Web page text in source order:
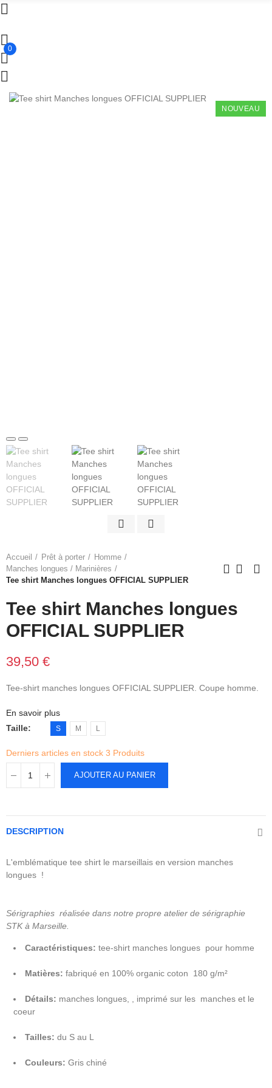
0
NOUVEAU
Accueil Prêt à porter
Homme
Manches longues / Marinières
Tee shirt Manches longues OFFICIAL SUPPLIER
Tee shirt Manches longues
OFFICIAL SUPPLIER
39,50 €
Tee-shirt manches longues OFFICIAL SUPPLIER. Coupe homme.
En savoir plus
Taille
S M L
Derniers articles en stock 3 Produits
AJOUTER AU PANIER
DESCRIPTION
L'emblématique tee shirt le marseillais en version manches
longues !
Sérigraphies réalisée dans notre propre atelier de sérigraphie
STK à Marseille.
Caractéristiques: tee-shirt manches longues pour homme
Matières: fabriqué en 100% organic coton 180 g/m²
Détails: manches longues, , imprimé sur les manches et le
coeur
Tailles: du S au L
Couleurs: Gris chiné